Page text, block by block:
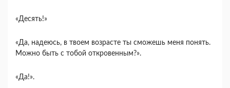
«Десять!»
«Да, надеюсь, в твоем возрасте ты сможешь меня понять.
Можно быть с тобой откровенным?».
«Да!».